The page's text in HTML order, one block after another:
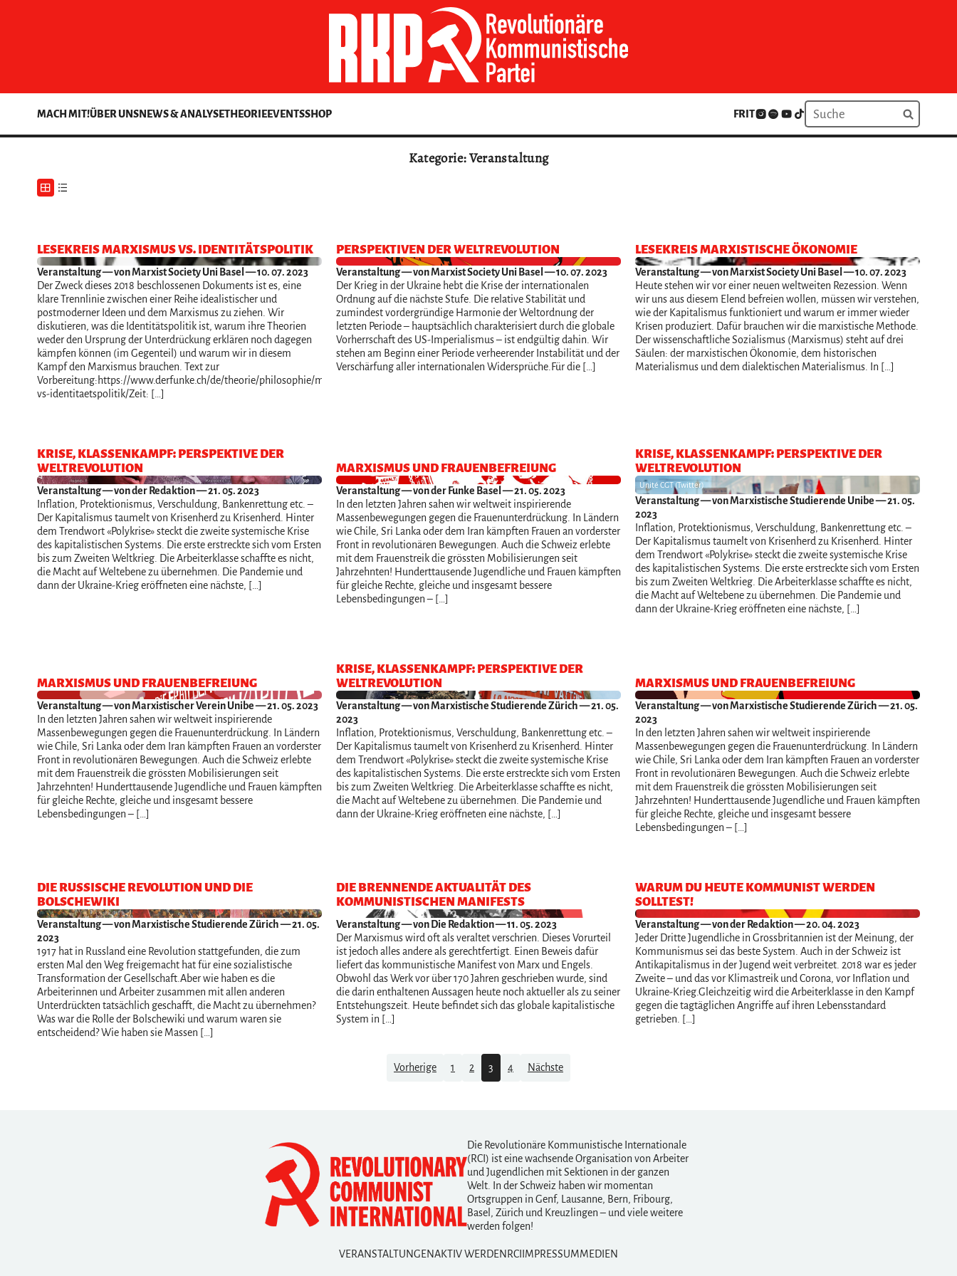
MACH MIT!ÜBER UNSNEWS & ANALYSETHEORIEEVENTSSHOP FRIT
Kategorie: Veranstaltung
LESEKREIS MARXISMUS VS. IDENTITÄTSPOLITIK
Veranstaltung— von Marxist Society Uni Basel — 10. 07. 2023
Der Zweck dieses 2018 beschlossenen Dokuments ist es, eine
klare Trennlinie zwischen einer Reihe idealistischer und
postmoderner Ideen und dem Marxismus zu ziehen. Wir
diskutieren, was die Identitätspolitik ist, warum ihre Theorien
weder den Ursprung der Unterdrückung erklären noch dagegen
kämpfen können (im Gegenteil) und warum wir in diesem
Kampf den Marxismus brauchen. Text zur
Vorbereitung:https://www.derfunke.ch/de/theorie/philosophie/marxismus-
vs-identitaetspolitik/Zeit: […]
PERSPEKTIVEN DER WELTREVOLUTION
Veranstaltung— von Marxist Society Uni Basel — 10. 07. 2023
Der Krieg in der Ukraine hebt die Krise der internationalen
Ordnung auf die nächste Stufe. Die relative Stabilität und
zumindest vordergründige Harmonie der Weltordnung der
letzten Periode – hauptsächlich charakterisiert durch die globale
Vorherrschaft des US-Imperialismus – ist endgültig dahin. Wir
stehen am Beginn einer Periode verheerender Instabilität und der
Verschärfung aller internationalen Widersprüche.Für die […]
LESEKREIS MARXISTISCHE ÖKONOMIE
Veranstaltung— von Marxist Society Uni Basel — 10. 07. 2023
Heute stehen wir vor einer neuen weltweiten Rezession. Wenn
wir uns aus diesem Elend befreien wollen, müssen wir verstehen,
wie der Kapitalismus funktioniert und warum er immer wieder
Krisen produziert. Dafür brauchen wir die marxistische Methode.
Der wissenschaftliche Sozialismus (Marxismus) steht auf drei
Säulen: der marxistischen Ökonomie, dem historischen
Materialismus und dem dialektischen Materialismus. In […]
KRISE, KLASSENKAMPF: PERSPEKTIVE DER
WELTREVOLUTION
Veranstaltung— von der Redaktion — 21. 05. 2023
Inflation, Protektionismus, Verschuldung, Bankenrettung etc. –
Der Kapitalismus taumelt von Krisenherd zu Krisenherd. Hinter
dem Trendwort «Polykrise» steckt die zweite systemische Krise
des kapitalistischen Systems. Die erste erstreckte sich vom Ersten
bis zum Zweiten Weltkrieg. Die Arbeiterklasse schaffte es nicht,
die Macht auf Weltebene zu übernehmen. Die Pandemie und
dann der Ukraine-Krieg eröffneten eine nächste, […]
MARXISMUS UND FRAUENBEFREIUNG
Veranstaltung— von der Funke Basel — 21. 05. 2023
In den letzten Jahren sahen wir weltweit inspirierende
Massenbewegungen gegen die Frauenunterdrückung. In Ländern
wie Chile, Sri Lanka oder dem Iran kämpften Frauen an vorderster
Front in revolutionären Bewegungen. Auch die Schweiz erlebte
mit dem Frauenstreik die grössten Mobilisierungen seit
Jahrzehnten! Hunderttausende Jugendliche und Frauen kämpften
für gleiche Rechte, gleiche und insgesamt bessere
Lebensbedingungen – […]
KRISE, KLASSENKAMPF: PERSPEKTIVE DER
WELTREVOLUTION
Unité CGT (Twitter)
Veranstaltung— von Marxistische Studierende Unibe — 21. 05.
2023
Inflation, Protektionismus, Verschuldung, Bankenrettung etc. –
Der Kapitalismus taumelt von Krisenherd zu Krisenherd. Hinter
dem Trendwort «Polykrise» steckt die zweite systemische Krise
des kapitalistischen Systems. Die erste erstreckte sich vom Ersten
bis zum Zweiten Weltkrieg. Die Arbeiterklasse schaffte es nicht,
die Macht auf Weltebene zu übernehmen. Die Pandemie und
dann der Ukraine-Krieg eröffneten eine nächste, […]
MARXISMUS UND FRAUENBEFREIUNG
Veranstaltung— von Marxistischer Verein Unibe — 21. 05. 2023
In den letzten Jahren sahen wir weltweit inspirierende
Massenbewegungen gegen die Frauenunterdrückung. In Ländern
wie Chile, Sri Lanka oder dem Iran kämpften Frauen an vorderster
Front in revolutionären Bewegungen. Auch die Schweiz erlebte
mit dem Frauenstreik die grössten Mobilisierungen seit
Jahrzehnten! Hunderttausende Jugendliche und Frauen kämpften
für gleiche Rechte, gleiche und insgesamt bessere
Lebensbedingungen – […]
KRISE, KLASSENKAMPF: PERSPEKTIVE DER
WELTREVOLUTION
Veranstaltung— von Marxistische Studierende Zürich — 21. 05.
2023
Inflation, Protektionismus, Verschuldung, Bankenrettung etc. –
Der Kapitalismus taumelt von Krisenherd zu Krisenherd. Hinter
dem Trendwort «Polykrise» steckt die zweite systemische Krise
des kapitalistischen Systems. Die erste erstreckte sich vom Ersten
bis zum Zweiten Weltkrieg. Die Arbeiterklasse schaffte es nicht,
die Macht auf Weltebene zu übernehmen. Die Pandemie und
dann der Ukraine-Krieg eröffneten eine nächste, […]
MARXISMUS UND FRAUENBEFREIUNG
Veranstaltung— von Marxistische Studierende Zürich — 21. 05.
2023
In den letzten Jahren sahen wir weltweit inspirierende
Massenbewegungen gegen die Frauenunterdrückung. In Ländern
wie Chile, Sri Lanka oder dem Iran kämpften Frauen an vorderster
Front in revolutionären Bewegungen. Auch die Schweiz erlebte
mit dem Frauenstreik die grössten Mobilisierungen seit
Jahrzehnten! Hunderttausende Jugendliche und Frauen kämpften
für gleiche Rechte, gleiche und insgesamt bessere
Lebensbedingungen – […]
DIE RUSSISCHE REVOLUTION UND DIE
BOLSCHEWIKI
Veranstaltung— von Marxistische Studierende Zürich — 21. 05.
2023
1917 hat in Russland eine Revolution stattgefunden, die zum
ersten Mal den Weg freigemacht hat für eine sozialistische
Transformation der Gesellschaft.Aber wie haben es die
Arbeiterinnen und Arbeiter zusammen mit allen anderen
Unterdrückten tatsächlich geschafft, die Macht zu übernehmen?
Was war die Rolle der Bolschewiki und warum waren sie
entscheidend? Wie haben sie Massen […]
DIE BRENNENDE AKTUALITÄT DES
KOMMUNISTISCHEN MANIFESTS
Veranstaltung— von Die Redaktion — 11. 05. 2023
Der Marxismus wird oft als veraltet verschrien. Dieses Vorurteil
ist jedoch alles andere als gerechtfertigt. Einen Beweis dafür
liefert das kommunistische Manifest von Marx und Engels.
Obwohl das Werk vor über 170 Jahren geschrieben wurde, sind
die darin enthaltenen Aussagen heute noch aktueller als zu seiner
Entstehungszeit. Heute befindet sich das globale kapitalistische
System in […]
WARUM DU HEUTE KOMMUNIST WERDEN
SOLLTEST!
Veranstaltung— von der Redaktion — 20. 04. 2023
Jeder Dritte Jugendliche in Grossbritannien ist der Meinung, der
Kommunismus sei das beste System. Auch in der Schweiz ist
Antikapitalismus in der Jugend weit verbreitet. 2018 war es jeder
Zweite – und das vor Klimastreik und Corona, vor Inflation und
Ukraine-Krieg.Gleichzeitig wird die Arbeiterklasse in den Kampf
gegen die tagtäglichen Angriffe auf ihren Lebensstandard
getrieben. […]
Vorherige 1 2 3 4 Nächste
Die Revolutionäre Kommunistische Internationale
(RCI) ist eine wachsende Organisation von Arbeiter
und Jugendlichen mit Sektionen in der ganzen
Welt. In der Schweiz haben wir momentan
Ortsgruppen in Genf, Lausanne, Bern, Fribourg,
Basel, Zürich und Kreuzlingen – und viele weitere
werden folgen!
VERANSTALTUNGENAKTIV WERDEN RCI IMPRESSUMMEDIEN